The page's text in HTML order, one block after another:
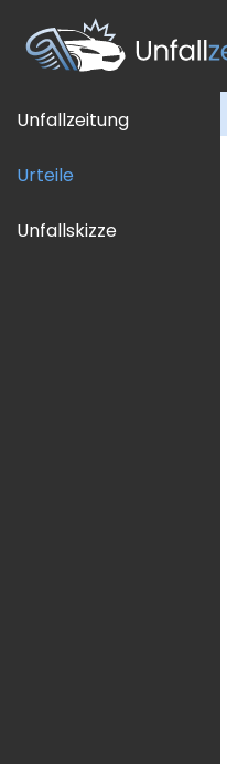
Unfallzeitung
Urteile
Unfallskizze